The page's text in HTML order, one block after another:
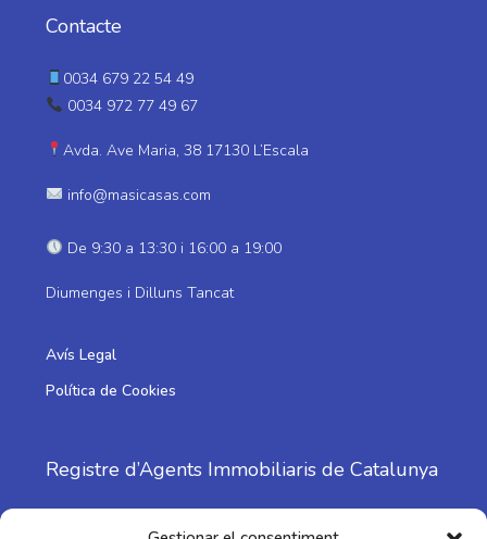
Contacte
0034 679 22 54 49
0034 972 77 49 67
Avda. Ave Maria, 38 17130 L’Escala
info@masicasas.com
De 9:30 a 13:30 i 16:00 a 19:00
Diumenges i Dilluns Tancat
Avís Legal
Política de Cookies
Registre d’Agents Immobiliaris de Catalunya